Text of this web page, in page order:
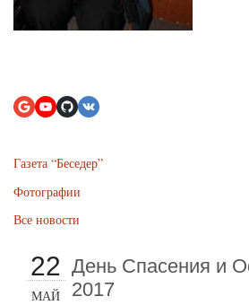
Газета “Беседер”
Фотографии
Все новости
22
МАЙ
День Спасения и
2017